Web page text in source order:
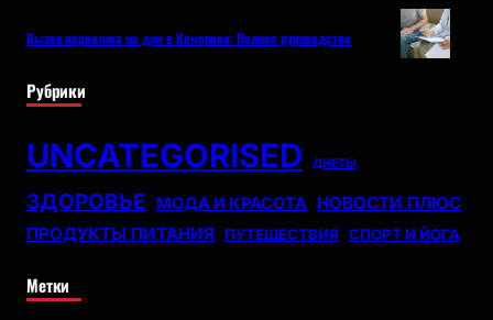
Вызов нарколога на дом в Кемерово: Полное руководство
Рубрики
UNCATEGORISED ДИЕТЫ
ЗДОРОВЬЕ МОДА И КРАСОТА НОВОСТИ ПЛЮС
ПРОДУКТЫ ПИТАНИЯ
ПУТЕШЕСТВИЯ СПОРТ И ЙОГА
Метки